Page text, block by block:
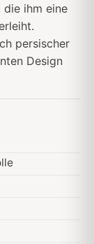
die ihm eine
persischer
Design